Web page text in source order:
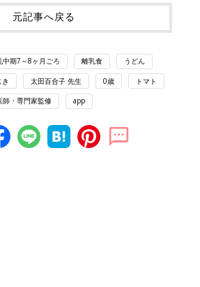
元記事へ戻る
中期7～8ヶ月ごろ 離乳食 うどん
太田百合子 先生 0歳 トマト
師・専門家監修 app